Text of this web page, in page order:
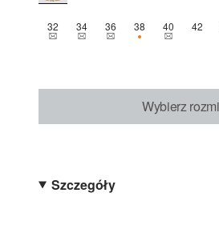
32TEN ROZMIAR JEST OBECNIE
34TEN ROZMIAR JEST
36TEN ROZMIAR JEST
38OSTATNIE 2 SZT.
40TEN 42
Wybierz
Szczegóły